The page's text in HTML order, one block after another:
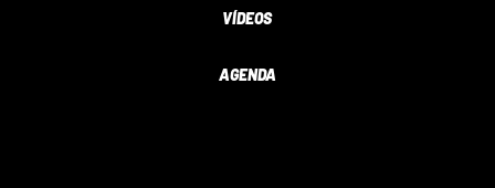
VÍDEOS
AGENDA